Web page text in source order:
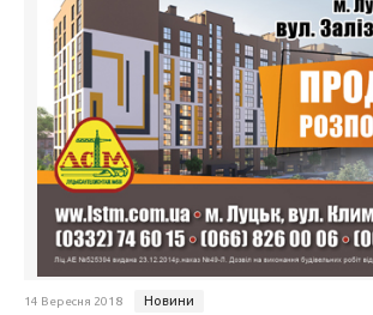
14 Вересня 2018 Новини